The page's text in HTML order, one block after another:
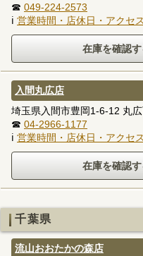
☎ 049-224-2573
ℹ 営業時間・店休日・アクセ
入間丸広店
埼玉県入間市豊岡1-6-12 丸
☎ 04-2966-1177
ℹ 営業時間・店休日・アクセ
千葉県
流山おおたかの森店